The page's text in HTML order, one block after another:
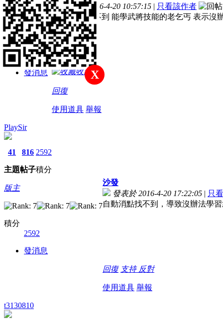
註冊會員
積分
53
發消息
發表於 2016-4-20 10:57:15 | 只看該作者
自動消點 找不到 能學武將技能的老乞丐 表示沒
收藏
回復
使用道具 舉報
PlaySir
41
主題
816
帖子
2592
積分
版主
積分
2592
發消息
沙發
發表於 2016-4-20 17:22:05 | 只
自動消點找不到，導致沒辦法學
回復 支持 反對
使用道具 舉報
t3130810
X